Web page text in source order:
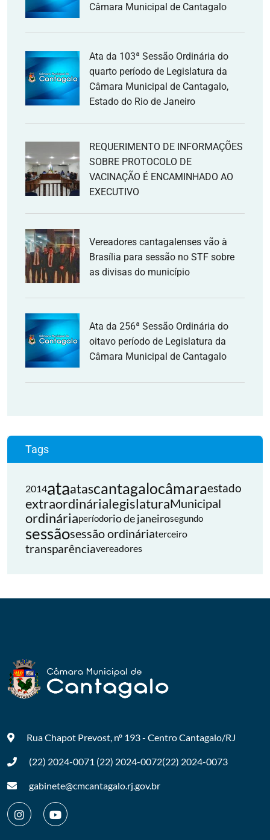
Câmara Municipal de Cantagalo
Ata da 103ª Sessão Ordinária do
quarto período de Legislatura da
Câmara Municipal de Cantagalo,
Estado do Rio de Janeiro
REQUERIMENTO DE INFORMAÇÕES
SOBRE PROTOCOLO DE
VACINAÇÃO É ENCAMINHADO AO
EXECUTIVO
Vereadores cantagalenses vão à
Brasília para sessão no STF sobre
as divisas do município
Ata da 256ª Sessão Ordinária do
oitavo período de Legislatura da
Câmara Municipal de Cantagalo
Tags
2014ataatascantagalocâmaraestado
extraordinárialegislaturaMunicipal
ordináriaperíodorio de janeirosegundo
sessãosessão ordináriaterceiro
transparênciavereadores
Rua Chapot Prevost, nº 193 - CentroCantagalo/RJ
(22) 2024-0071 (22) 2024-0072(22) 2024-0073
gabinete@cmcantagalo.rj.gov.br